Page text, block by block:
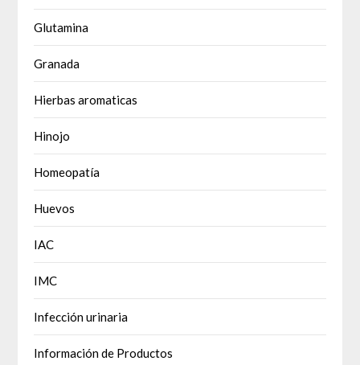
Glutamina
Granada
Hierbas aromaticas
Hinojo
Homeopatía
Huevos
IAC
IMC
Infección urinaria
Información de Productos